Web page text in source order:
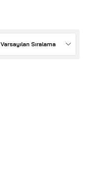
Varsayılan Sıralama